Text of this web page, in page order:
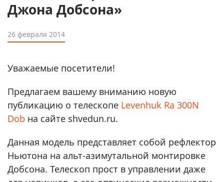
Джона Добсона»
26 февраля 2014
Уважаемые посетители!
Предлагаем вашему вниманию новую
публикацию о телескопе Levenhuk Ra 300N
Dob на сайте shvedun.ru.
Данная модель представляет собой рефлектор
Ньютона на альт-азимутальной монтировке
Добсона. Телескоп прост в управлении даже